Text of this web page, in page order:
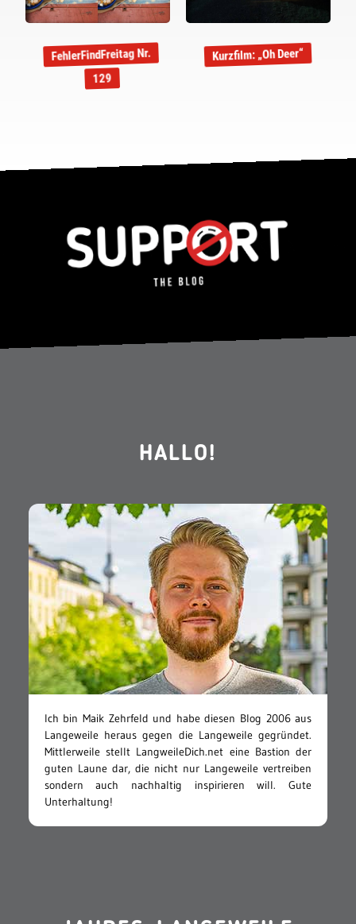
FehlerFindFreitag Nr.
129
Kurzfilm: „Oh Deer“
HALLO!
Ich bin Maik Zehrfeld und habe diesen Blog 2006 aus
Langeweile heraus gegen die Langeweile gegründet.
Mittlerweile stellt LangweileDich.net eine Bastion der
guten Laune dar, die nicht nur Langeweile vertreiben
sondern auch nachhaltig inspirieren will. Gute
Unterhaltung!